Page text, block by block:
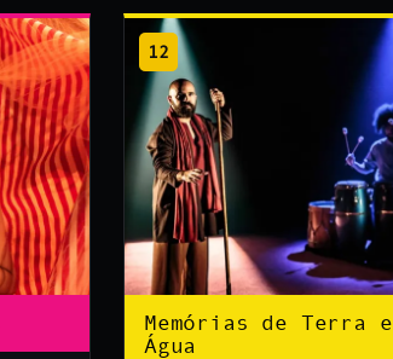
12
Memórias de Terra e
Água